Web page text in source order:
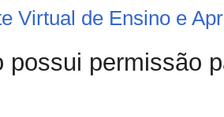
Virtual de Ensino e
possui permissão